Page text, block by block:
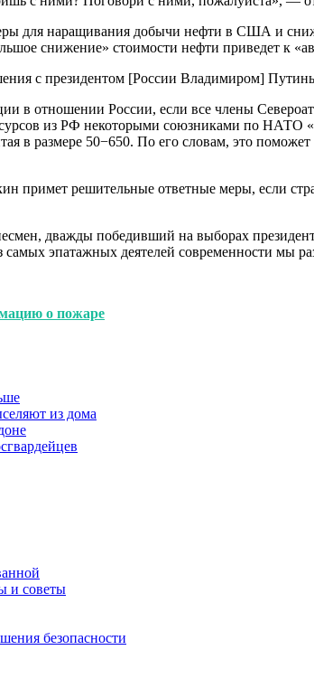
для наращивания добычи нефти в США и
снижение» стоимости нефти приведет к
с президентом [России Владимиром]
в отношении России, если все члены
из РФ некоторыми союзниками по НАТО
размере 50−650. По его словам, это
примет решительные ответные меры, если
дважды победивший на выборах
эпатажных деятелей современности мы
о пожаре
из дома
и советы
безопасности